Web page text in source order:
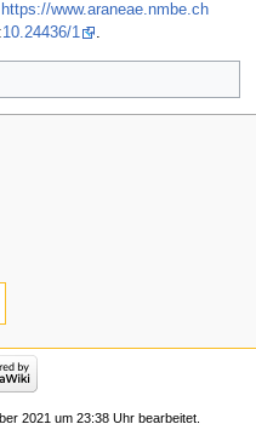
www.araneae.nmbe.ch
10.24436/1 .
2021 um 23:38 Uhr bearbeitet.